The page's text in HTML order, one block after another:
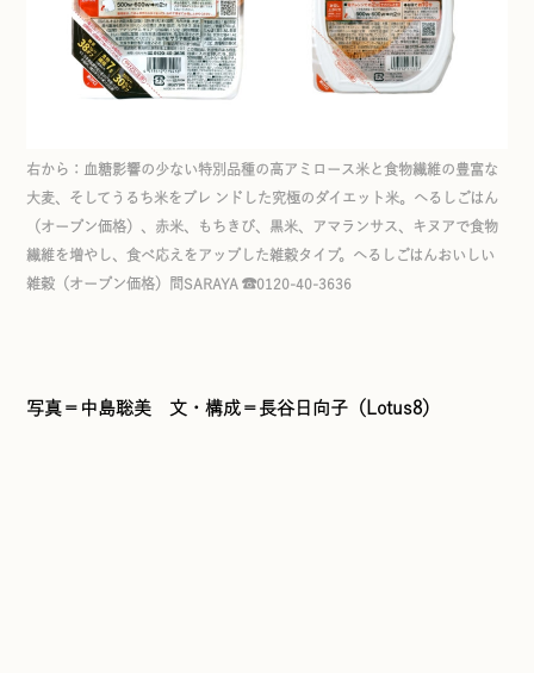
右から：血糖影響の少ない特別品種の高アミロース米と食物繊維の豊富な
大麦、そしてうるち米をブレ ンドした究極のダイエット米。へるしごはん
（オープン価格）、赤米、もちきび、黒米、アマランサス、キヌアで食物
繊維を増やし、食べ応えをアップした雑穀タイプ。へるしごはんおいしい
雑穀（オープン価格）問SARAYA ☎0120-40-3636
写真＝中島聡美 文・構成＝長谷日向子（Lotus8）